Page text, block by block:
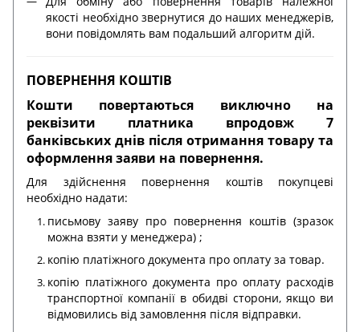
якості необхідно звернутися до наших менеджерів,
вони повідомлять вам подальший алгоритм дій.
ПОВЕРНЕННЯ КОШТІВ
Кошти повертаються виключно на
реквізити платника впродовж 7
банківських днів після отримання товару та
оформлення заяви на повернення.
Для здійснення повернення коштів покупцеві
необхідно надати:
письмову заяву про повернення коштів (зразок
можна взяти у менеджера) ;
копію платіжного документа про оплату за товар.
копію платіжного документа про оплату расходів
транспортної компанії в обидві сторони, якщо ви
відмовились від замовлення після відправки.